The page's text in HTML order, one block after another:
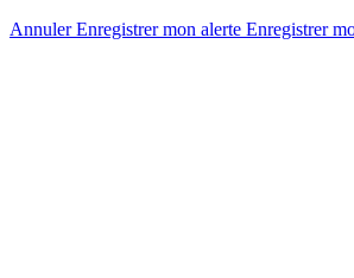
AnnulerEnregistrer mon alerte Enregistrer